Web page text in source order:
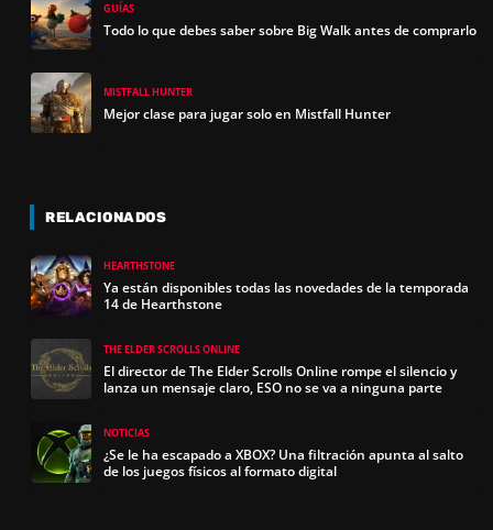
GUÍAS
Todo lo que debes saber sobre Big Walk antes de comprarlo
MISTFALL HUNTER
Mejor clase para jugar solo en Mistfall Hunter
RELACIONADOS
HEARTHSTONE
Ya están disponibles todas las novedades de la temporada
14 de Hearthstone
THE ELDER SCROLLS ONLINE
El director de The Elder Scrolls Online rompe el silencio y
lanza un mensaje claro, ESO no se va a ninguna parte
NOTICIAS
¿Se le ha escapado a XBOX? Una filtración apunta al salto
de los juegos físicos al formato digital